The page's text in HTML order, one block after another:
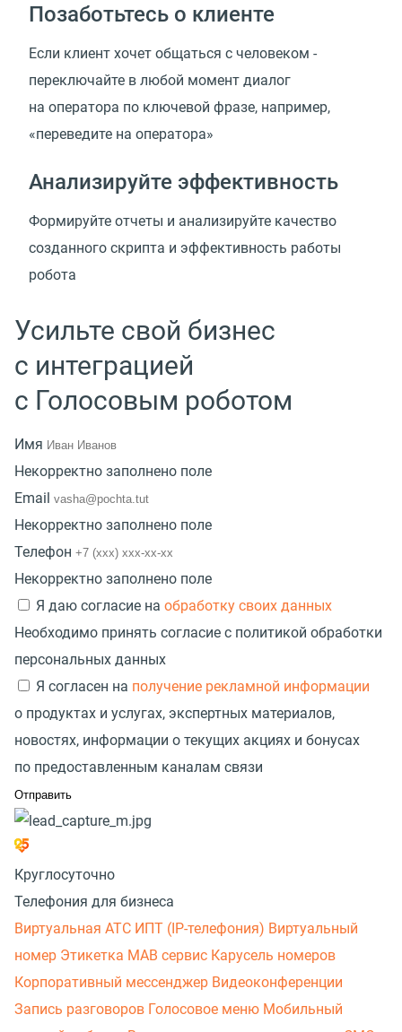
Позаботьтесь о клиенте
Если клиент хочет общаться с человеком -
переключайте в любой момент диалог
на оператора по ключевой фразе, например,
«переведите на оператора»
Анализируйте эффективность
Формируйте отчеты и анализируйте качество
созданного скрипта и эффективность работы
робота
Усильте свой бизнес
с интеграцией
с Голосовым роботом
Имя
Некорректно заполнено поле
Email
Некорректно заполнено поле
Телефон
Некорректно заполнено поле
Я даю согласие на обработку своих данных
Необходимо принять согласие с политикой обработки
персональных данных
Я согласен на получение рекламной информации
о продуктах и услугах, экспертных материалов,
новостях, информации о текущих акциях и бонусах
по предоставленным каналам связи
Круглосуточно
Телефония для бизнеса
Виртуальная АТС ИПТ (IP-телефония) Виртуальный
номер Этикетка МАВ сервис Карусель номеров
Корпоративный мессенджер Видеоконференции
Запись разговоров Голосовое меню Мобильный